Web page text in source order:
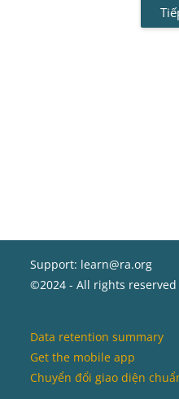
Support: learn@ra.org
©2024 - All rights reserved
Data retention summary
Get the mobile app
Chuyển đổi giao diện